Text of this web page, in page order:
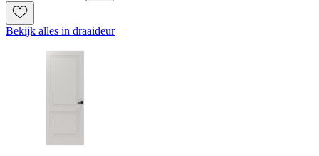
Bekijk alles in draaideur